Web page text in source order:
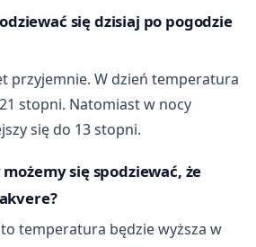
się dzisiaj po pogodzie
przyjemnie. W dzień temperatura
stopni. Natomiast w nocy
się do 13 stopni.
się spodziewać, że
temperatura będzie wyższa w